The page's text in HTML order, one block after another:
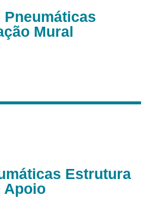
Pneumáticas
Mural
Estrutura
Apoio